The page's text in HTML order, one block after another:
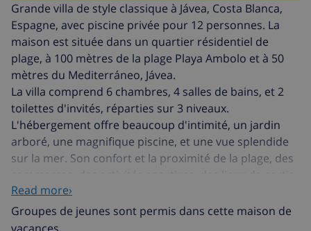
Grande villa de style classique à Jávea, Costa Blanca,
Espagne, avec piscine privée pour 12 personnes. La
maison est située dans un quartier résidentiel de
plage, à 100 mètres de la plage Playa Ambolo et à 50
mètres du Mediterráneo, Jávea.
La villa comprend 6 chambres, 4 salles de bains, et 2
toilettes d'invités, réparties sur 3 niveaux.
L'hébergement offre beaucoup d'intimité, un jardin
arboré, une magnifique piscine, et une vue splendide
sur la mer. Son confort et la proximité de la plage, des
commerces, des activités sportives, des lieux de sortie,
des sites touristiques et de la culture font de cette villa
un lieu idéal pour passer vos vacances en Espagne en
famille ou entre amis.
Read more›
Groupes de jeunes sont permis dans cette maison de